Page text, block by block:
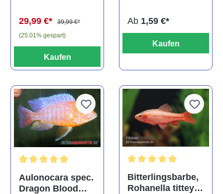
29,99 €*
39,99 €*
(25.01% gespart)
Kaufen
Ab 1,59 €*
Kaufen
Durchschnittliche Bewertung von 5 von 5 Sternen
Aulonocara spec.
Dragon Blood
Bitterlingsbarbe,
Rohanella titteya,